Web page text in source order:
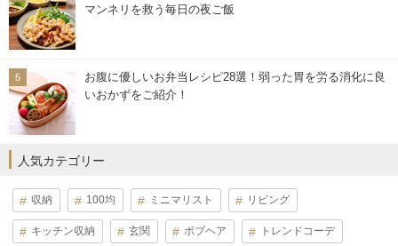
マンネリを救う毎日の夜ご飯
お腹に優しいお弁当レシピ28選！弱った胃を労る消化に良
いおかずをご紹介！
人気カテゴリー
収納 100均 ミニマリスト リビング
キッチン収納 玄関 ボブヘア トレンドコーデ